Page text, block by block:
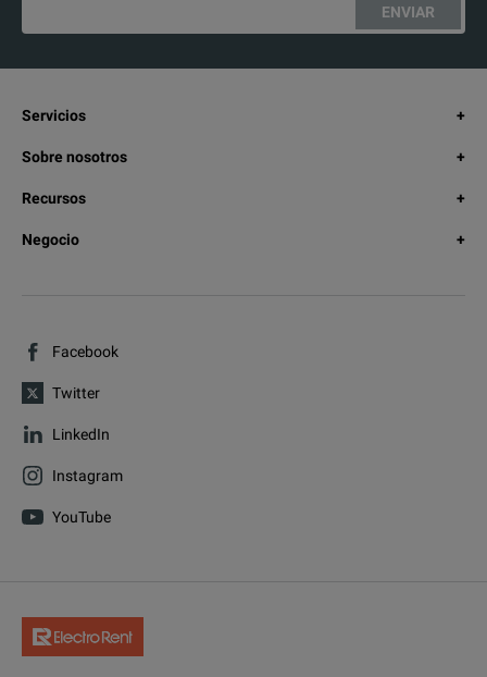
ENVIAR
Servicios
Sobre nosotros
Recursos
Negocio
Facebook
Twitter
LinkedIn
Instagram
YouTube